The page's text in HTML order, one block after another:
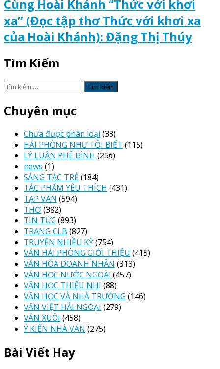
Cùng Hoài Khánh “Thức với khơi
xa” (Đọc tập thơ Thức với khơi xa
của Hoài Khánh): Đặng Thị Thúy
Tìm Kiếm
Tìm
cho:
Chuyên mục
Chưa được phân loại (38)
HẢI PHÒNG NHƯ TÔI BIẾT (115)
LÝ LUẬN PHÊ BÌNH (256)
news (1)
SÁNG TÁC TRẺ (184)
TÁC PHẨM YÊU THÍCH (431)
TẠP VĂN (594)
THƠ(382)
TIN TỨC (893)
TRANG CLB (827)
TRUYỆN NHIỀU KỲ(754)
VĂN HẢI PHÒNG GIỚI THIỆU (415)
VĂN HÓA DOANH NHÂN (313)
VĂN HỌC NƯỚC NGOÀI (457)
VĂN HỌC THIẾU NHI (88)
VĂN HỌC VÀ NHÀ TRƯỜNG (146)
VĂN VIỆT HẢI NGOẠI (279)
VĂN XUÔI (458)
Ý KIẾN NHÀ VĂN (275)
Bài Viết Hay